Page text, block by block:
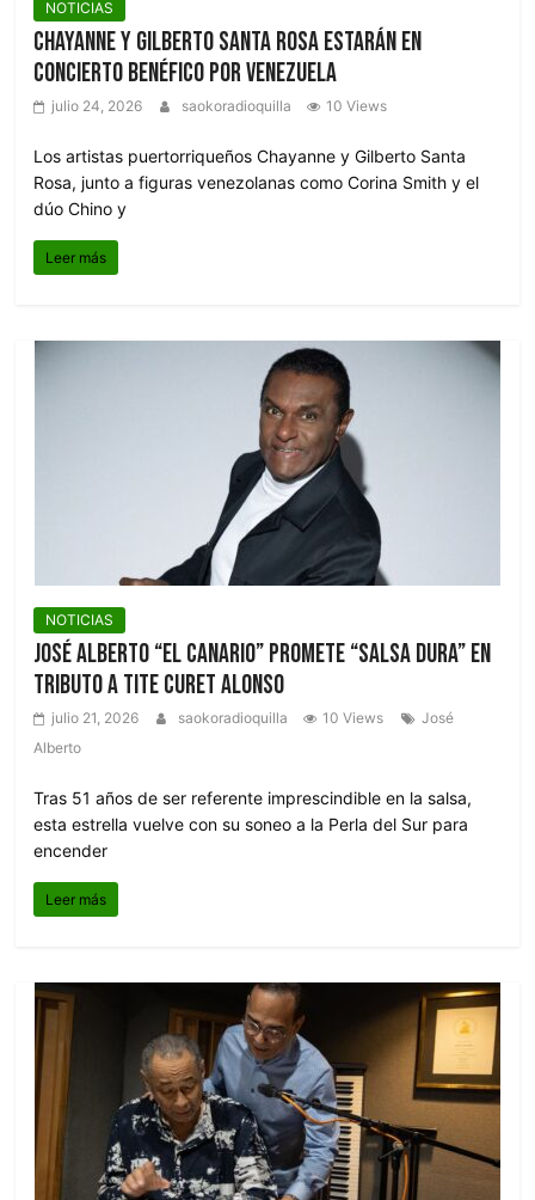
NOTICIAS
Chayanne y Gilberto Santa Rosa estarán en
concierto benéfico por Venezuela
julio 24, 2026 saokoradioquilla 10 Views
Los artistas puertorriqueños Chayanne y Gilberto Santa
Rosa, junto a figuras venezolanas como Corina Smith y el
dúo Chino y
Leer más
NOTICIAS
José Alberto “El Canario” promete “salsa dura” en
tributo a Tite Curet Alonso
julio 21, 2026 saokoradioquilla 10 Views
José
Alberto
Tras 51 años de ser referente imprescindible en la salsa,
esta estrella vuelve con su soneo a la Perla del Sur para
encender
Leer más